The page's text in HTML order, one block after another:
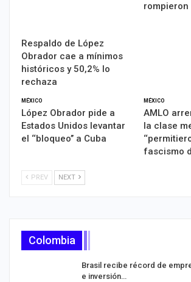
Respaldo de López
Obrador cae a mínimos
históricos y 50,2% lo
rechaza
rompieron
MÉXICO
López Obrador pide a
Estados Unidos levantar
el ‘‘bloqueo’’ a Cuba
MÉXICO
AMLO
la clase
fascismo
PREV NEXT
Colombia
Brasil recibe récord de
e inversión…